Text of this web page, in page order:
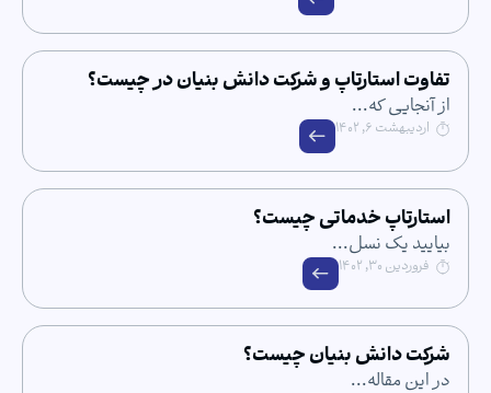
و شرکت دانش بنیان در چیست؟
خدماتی چیست؟
نسل...
بنیان چیست؟